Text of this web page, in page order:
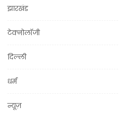
झारखंड
टेक्नोलॉजी
दिल्ली
धर्म
न्यूज़